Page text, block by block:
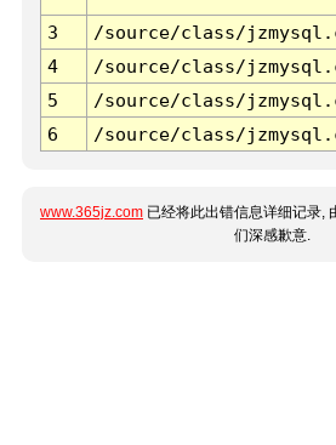
3 /source/class/
4
/source/class/
5
/source/class/
6
/source/class/
www.365jz.com 已经将此出错信息详细记录,
们深感歉意.